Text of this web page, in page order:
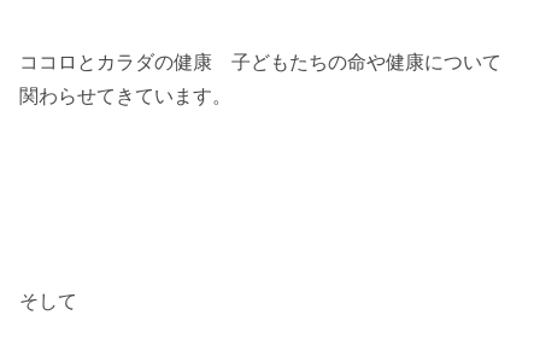
ココロとカラダの健康 子どもたちの命や健康について
関わらせてきています。
そして